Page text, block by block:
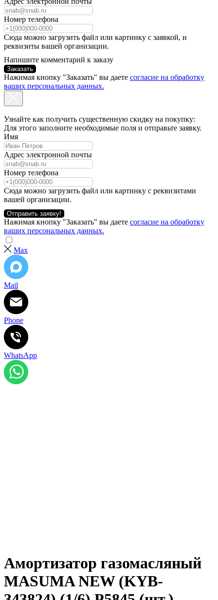
Номер телефона
Сюда можно загрузить файл или картинку с заявкой, и
реквизиты вашей организации.
Напишите комментарий к заказу
Заказать
Нажимая кнопку "Заказать" вы даете согласие на обработку
ваших персональных данных.
Узнайте как получить существенную скидку на покупку:
Для этого заполните необходимые поля и отправьте заявку.
Имя
Адрес электронной почты
Номер телефона
Сюда можно загрузить файл или картинку с реквизитами
вашей организации.
Отправить заявку!
Нажимая кнопку "Заказать" вы даете согласие на обработку
ваших персональных данных.
Max
Mail
Phone
WhatsApp
Амортизатор газомасляный
MASUMA NEW (KYB-